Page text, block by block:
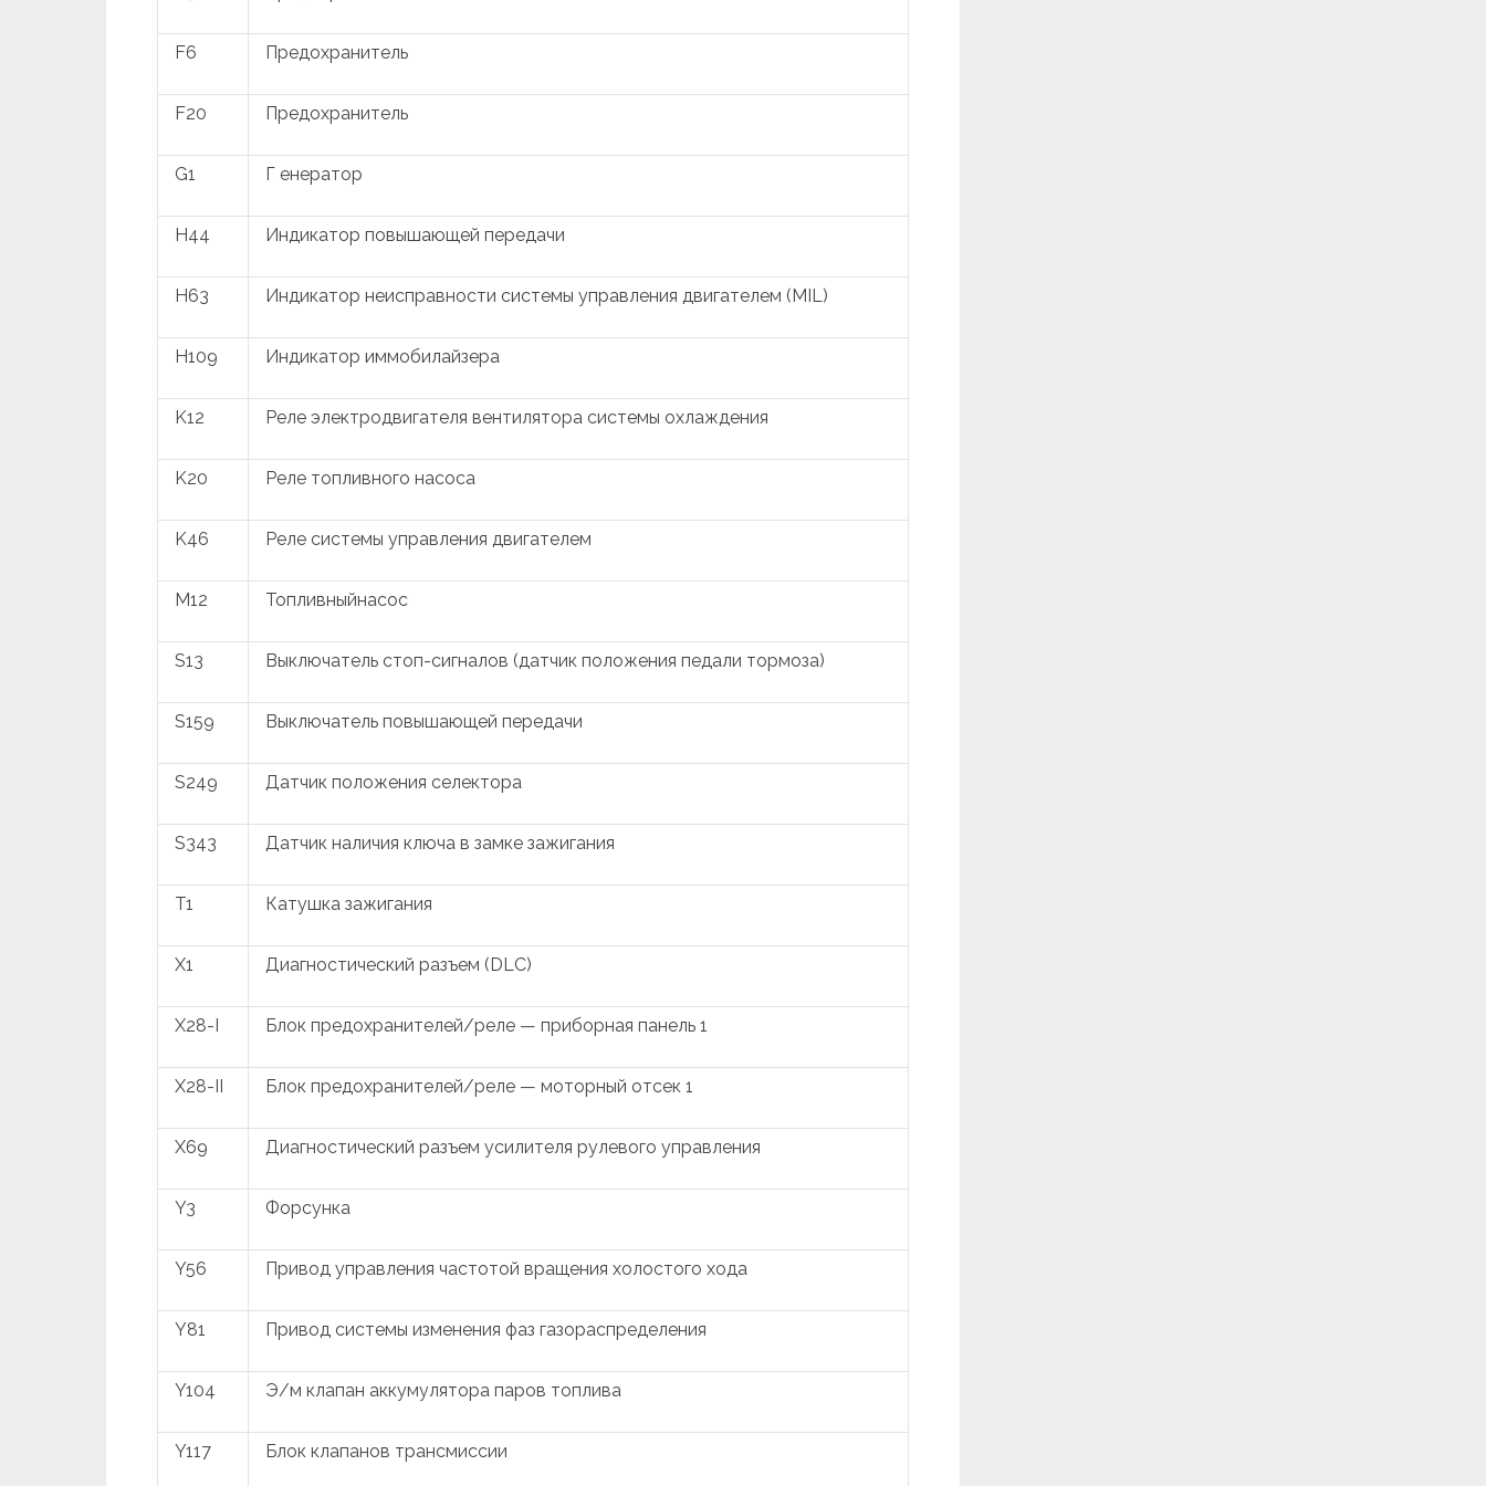
F6 Предохранитель
F20 Предохранитель
G1 Г енератор
H44 Индикатор повышающей передачи
H63 Индикатор неисправности системы управления двигателем (MIL)
H109 Индикатор иммобилайзера
K12 Реле электродвигателя вентилятора системы охлаждения
K20 Реле топливного насоса
K46 Реле системы управления двигателем
M12 Топливныйнасос
S13 Выключатель стоп-сигналов (датчик положения педали тормоза)
S159 Выключатель повышающей передачи
S249 Датчик положения селектора
S343 Датчик наличия ключа в замке зажигания
T1 Катушка зажигания
X1 Диагностический разъем (DLC)
X28-I Блок предохранителей/реле — приборная панель 1
X28-II Блок предохранителей/реле — моторный отсек 1
X69 Диагностический разъем усилителя рулевого управления
Y3 Форсунка
Y56 Привод управления частотой вращения холостого хода
Y81 Привод системы изменения фаз газораспределения
Y104 Э/м клапан аккумулятора паров топлива
Y117 Блок клапанов трансмиссии